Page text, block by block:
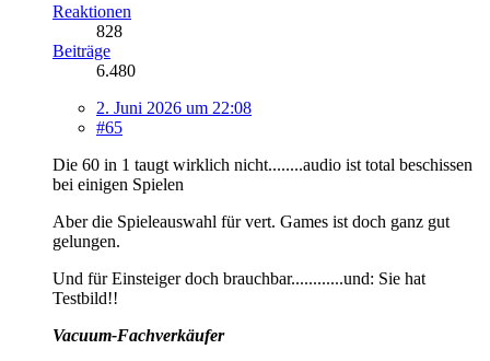
Reaktionen
828
Beiträge
6.480
2. Juni 2026 um 22:08
#65
Die 60 in 1 taugt wirklich nicht........audio ist total beschissen
bei einigen Spielen
Aber die Spieleauswahl für vert. Games ist doch ganz gut
gelungen.
Und für Einsteiger doch brauchbar............und: Sie hat
Testbild!!
Vacuum-Fachverkäufer